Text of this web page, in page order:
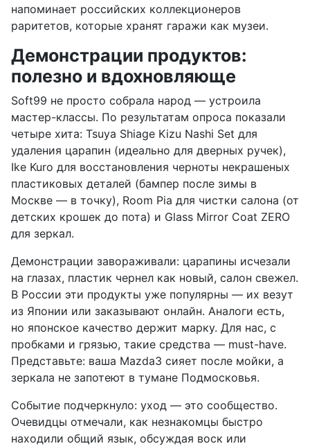
напоминает российских коллекционеров
раритетов, которые хранят гаражи как музеи.
Демонстрации продуктов:
полезно и вдохновляюще
Soft99 не просто собрала народ — устроила
мастер-классы. По результатам опроса показали
четыре хита: Tsuya Shiage Kizu Nashi Set для
удаления царапин (идеально для дверных ручек),
Ike Kuro для восстановления черноты некрашеных
пластиковых деталей (бампер после зимы в
Москве — в точку), Room Pia для чистки салона (от
детских крошек до пота) и Glass Mirror Coat ZERO
для зеркал.
Демонстрации завораживали: царапины исчезали
на глазах, пластик чернел как новый, салон свежел.
В России эти продукты уже популярны — их везут
из Японии или заказывают онлайн. Аналоги есть,
но японское качество держит марку. Для нас, с
пробками и грязью, такие средства — must-have.
Представьте: ваша Mazda3 сияет после мойки, а
зеркала не запотеют в тумане Подмосковья.
Событие подчеркнуло: уход — это сообщество.
Очевидцы отмечали, как незнакомцы быстро
находили общий язык, обсуждая воск или